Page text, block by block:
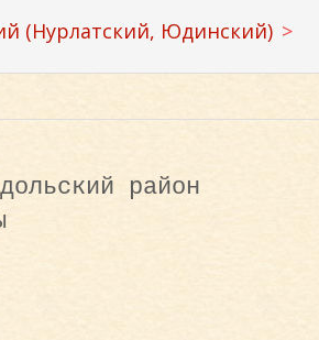
(Нурлатский, Юдинский)
район